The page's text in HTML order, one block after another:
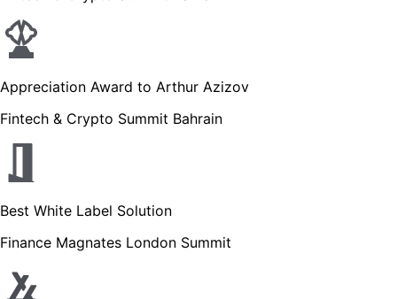
Appreciation Award to Arthur Azizov
Fintech & Crypto Summit Bahrain
Best White Label Solution
Finance Magnates London Summit